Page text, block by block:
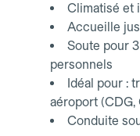
Climatisé et
Accueille
Soute pour
personnels
Idéal pour :
aéroport (CDG,
Conduite